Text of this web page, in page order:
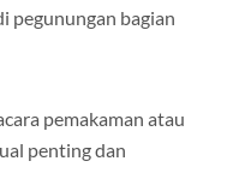
pegunungan bagian
pemakaman atau
penting dan